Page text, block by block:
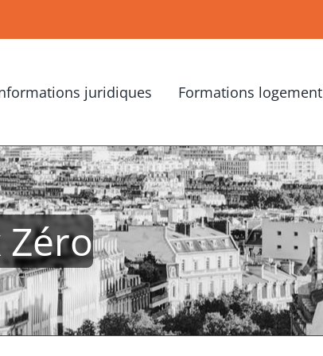
juridiques Formations logement
Zéro